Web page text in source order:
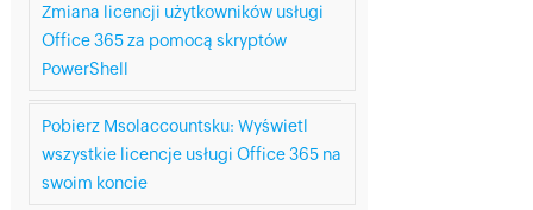
Zmiana licencji użytkowników usługi
Office 365 za pomocą skryptów
PowerShell
Pobierz Msolaccountsku: Wyświetl
wszystkie licencje usługi Office 365 na
swoim koncie